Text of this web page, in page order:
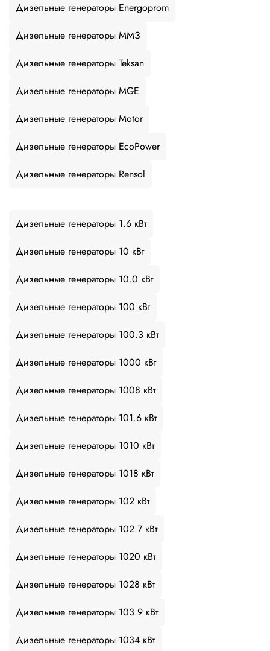
Дизельные генераторы Energoprom
Дизельные генераторы ММЗ
Дизельные генераторы Teksan
Дизельные генераторы MGE
Дизельные генераторы Motor
Дизельные генераторы EcoPower
Дизельные генераторы Rensol
Дизельные генераторы 1.6 кВт
Дизельные генераторы 10 кВт
Дизельные генераторы 10.0 кВт
Дизельные генераторы 100 кВт
Дизельные генераторы 100.3 кВт
Дизельные генераторы 1000 кВт
Дизельные генераторы 1008 кВт
Дизельные генераторы 101.6 кВт
Дизельные генераторы 1010 кВт
Дизельные генераторы 1018 кВт
Дизельные генераторы 102 кВт
Дизельные генераторы 102.7 кВт
Дизельные генераторы 1020 кВт
Дизельные генераторы 1028 кВт
Дизельные генераторы 103.9 кВт
Дизельные генераторы 1034 кВт